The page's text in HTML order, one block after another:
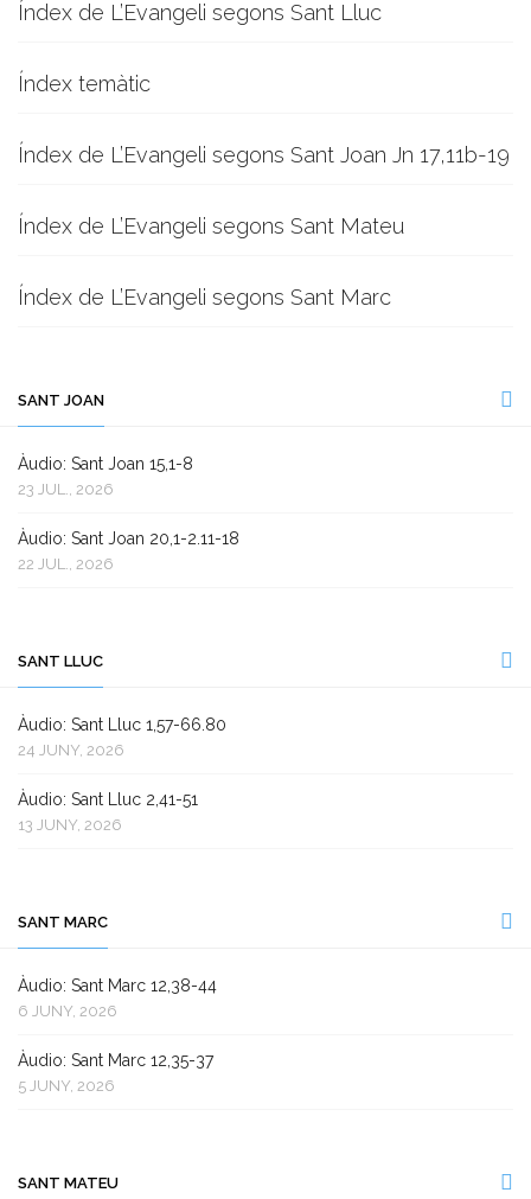
Índex de L’Evangeli segons Sant Lluc
Índex temàtic
Índex de L’Evangeli segons Sant Joan Jn 17,11b-19
Índex de L’Evangeli segons Sant Mateu
Índex de L’Evangeli segons Sant Marc
SANT JOAN
Àudio: Sant Joan 15,1-8
23 JUL., 2026
Àudio: Sant Joan 20,1-2.11-18
22 JUL., 2026
SANT LLUC
Àudio: Sant Lluc 1,57-66.80
24 JUNY, 2026
Àudio: Sant Lluc 2,41-51
13 JUNY, 2026
SANT MARC
Àudio: Sant Marc 12,38-44
6 JUNY, 2026
Àudio: Sant Marc 12,35-37
5 JUNY, 2026
SANT MATEU